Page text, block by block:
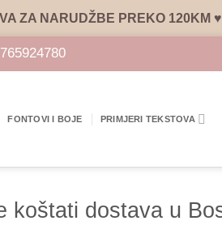
ZA NARUDŽBE PREKO 120KM ♥
FONTOVI I BOJE PRIMJERI TEKSTOVA
koštati dostava u